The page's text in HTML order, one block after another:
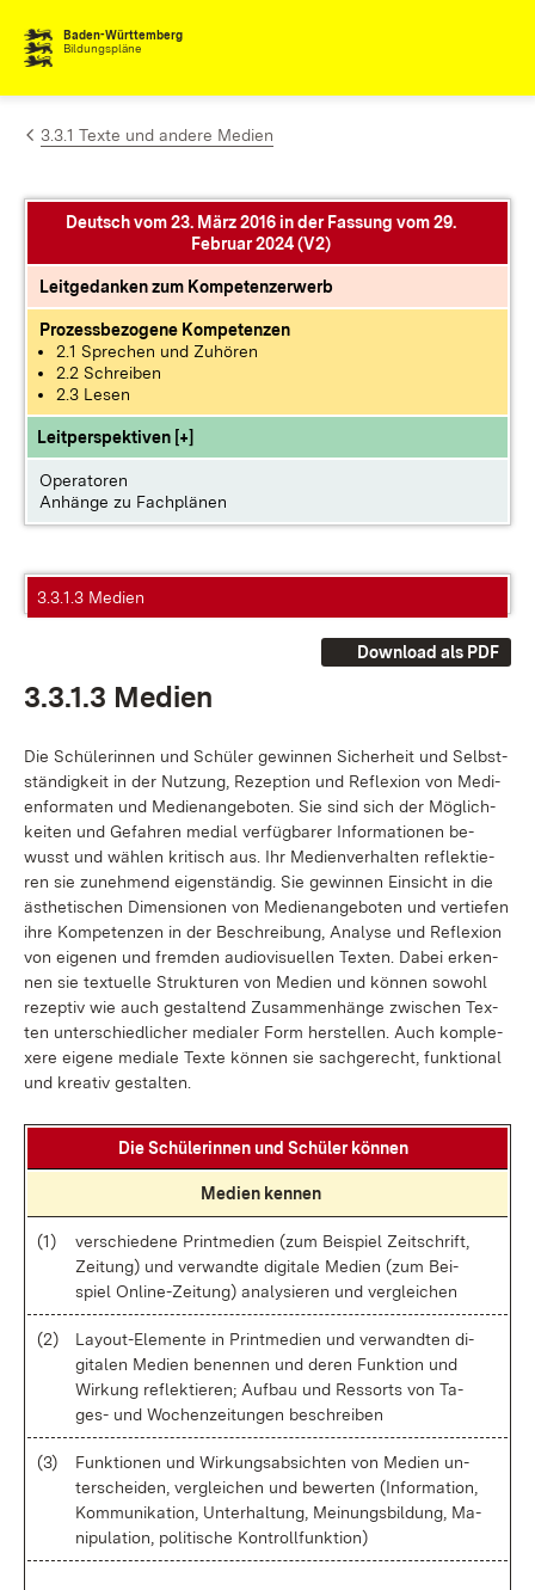
Zum Inhalt springen
Baden-Württemberg
Bildungspläne
3.3.1 Texte und andere Medien
Deutsch vom 23. März 2016 in der Fassung vom 29.
Februar 2024 (V2)
Leitgedanken zum Kompetenzerwerb
Prozessbezogene Kompetenzen
2.1 Sprechen und Zuhören
2.2 Schreiben
2.3 Lesen
Leitperspektiven [+]
Operatoren
Anhänge zu Fachplänen
3.3.1.3 Medien
Download als PDF
3.3.1.3 Me­di­en
Die Schü­le­rin­nen und Schü­ler ge­win­nen Si­cher­heit und Selbst­
stän­dig­keit in der Nut­zung, Re­zep­ti­on und Re­fle­xi­on von Me­di­
en­for­ma­ten und Me­di­en­an­ge­bo­ten. Sie sind sich der Mög­lich­
kei­ten und Ge­fah­ren me­di­al ver­füg­ba­rer In­for­ma­tio­nen be­
wusst und wäh­len kri­tisch aus. Ihr Me­di­en­ver­hal­ten re­flek­tie­
ren sie zu­neh­mend ei­gen­stän­dig. Sie ge­win­nen Ein­sicht in die
äs­the­ti­schen Di­men­sio­nen von Me­di­en­an­ge­bo­ten und ver­tie­fen
ih­re Kom­pe­ten­zen in der Be­schrei­bung, Ana­ly­se und Re­fle­xi­on
von ei­ge­nen und frem­den au­dio­vi­su­el­len Tex­ten. Da­bei er­ken­
nen sie tex­tu­el­le Struk­tu­ren von Me­di­en und kön­nen so­wohl
re­zep­tiv wie auch ge­stal­tend Zu­sam­men­hän­ge zwi­schen Tex­
ten un­ter­schied­li­cher me­dia­ler Form her­stel­len. Auch kom­ple­
xe­re ei­ge­ne me­dia­le Tex­te kön­nen sie sach­ge­recht, funk­tio­nal
und krea­tiv ge­stal­ten.
Die Schü­le­rin­nen und Schü­ler kön­nen
Me­di­en ken­nen
(1)
ver­schie­de­ne Print­me­di­en (zum Bei­spiel Zeit­schrift,
Zei­tung) und ver­wand­te di­gi­ta­le Me­di­en (zum Bei­
spiel On­line-Zei­tung) ana­ly­sie­ren und ver­glei­chen
(2)
Lay­ou­t-Ele­men­te in Print­me­di­en und ver­wand­ten di­
gi­ta­len Me­di­en be­nen­nen und de­ren Funk­ti­on und
Wir­kung re­flek­tie­ren; Auf­bau und Res­sorts von Ta­
ges- und Wo­chen­zei­tun­gen be­schrei­ben
(3)
Funk­tio­nen und Wir­kungs­ab­sich­ten von Me­di­en un­
ter­schei­den, ver­glei­chen und be­wer­ten (In­for­ma­ti­on,
Kom­mu­ni­ka­ti­on, Un­ter­hal­tung, Mei­nungs­bil­dung, Ma­
ni­pu­la­ti­on, po­li­ti­sche Kon­troll­funk­ti­on)